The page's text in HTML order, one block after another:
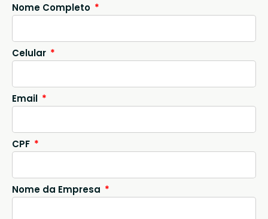
Nome Completo
Celular
Email
CPF
Nome da Empresa